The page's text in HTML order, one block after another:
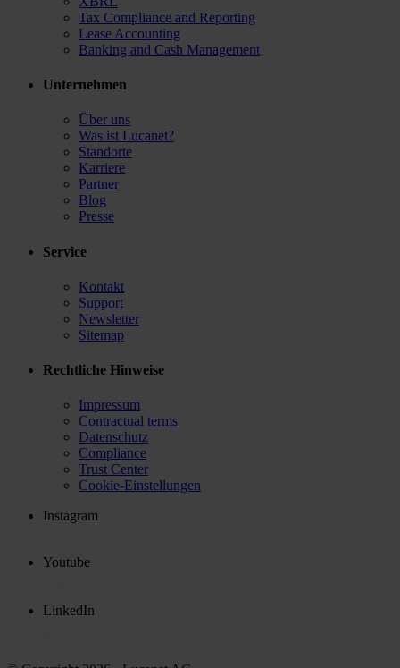
Tax Compliance and Reporting
Lease Accounting
Banking and Cash Management
Unternehmen
Über uns
Was ist Lucanet?
Standorte
Karriere
Partner
Blog
Presse
Service
Kontakt
Support
Newsletter
Sitemap
Rechtliche Hinweise
Impressum
Contractual terms
Datenschutz
Compliance
Trust Center
Cookie-Einstellungen
Instagram
Youtube
LinkedIn